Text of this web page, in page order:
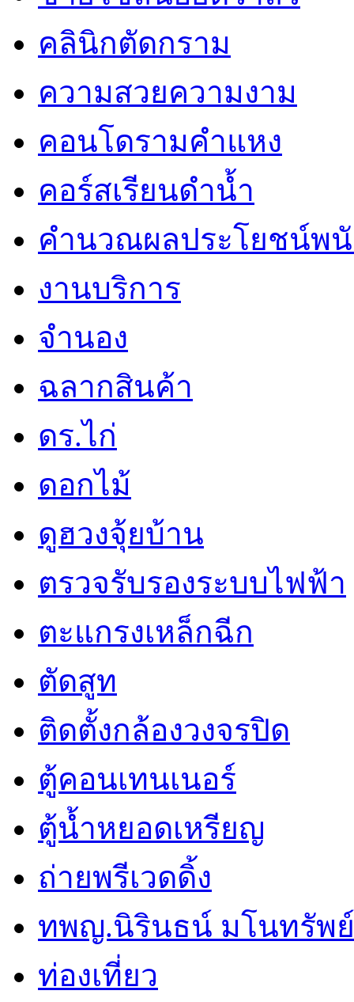
คลินิกตัดกราม
ความสวยความงาม
คอนโดรามคำแหง
คอร์สเรียนดำน้ำ
คำนวณผลประโยชน์พ
งานบริการ
จำนอง
ฉลากสินค้า
ดร.ไก่
ดอกไม้
ดูฮวงจุ้ยบ้าน
ตรวจรับรองระบบไฟฟ้า
ตะแกรงเหล็กฉีก
ตัดสูท
ติดตั้งกล้องวงจรปิด
ตู้คอนเทนเนอร์
ตู้น้ำหยอดเหรียญ
ถ่ายพรีเวดดิ้ง
ทพญ.นิรินธน์ มโนทรัพ
ท่องเที่ยว